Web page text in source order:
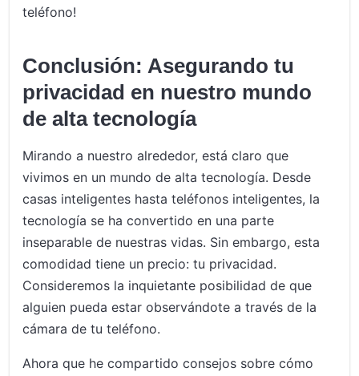
teléfono!
Conclusión: Asegurando tu
privacidad en nuestro mundo
de alta tecnología
Mirando a nuestro alrededor, está claro que
vivimos en un mundo de alta tecnología. Desde
casas inteligentes hasta teléfonos inteligentes, la
tecnología se ha convertido en una parte
inseparable de nuestras vidas. Sin embargo, esta
comodidad tiene un precio: tu privacidad.
Consideremos la inquietante posibilidad de que
alguien pueda estar observándote a través de la
cámara de tu teléfono.
Ahora que he compartido consejos sobre cómo